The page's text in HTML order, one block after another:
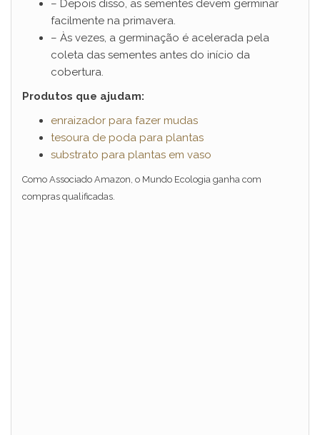
– Depois disso, as sementes devem germinar
facilmente na primavera.
– Às vezes, a germinação é acelerada pela
coleta das sementes antes do início da
cobertura.
Produtos que ajudam:
enraizador para fazer mudas
tesoura de poda para plantas
substrato para plantas em vaso
Como Associado Amazon, o Mundo Ecologia ganha com
compras qualificadas.